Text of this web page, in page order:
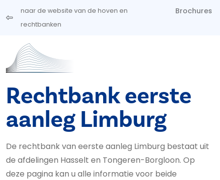
Overslaan en naar de inhoud gaan
naar de website van de hoven en
rechtbanken
Brochures
Rechtbank eerste
aanleg Limburg
De rechtbank van eerste aanleg Limburg bestaat uit
de afdelingen Hasselt en Tongeren-Borgloon. Op
deze pagina kan u alle informatie voor beide